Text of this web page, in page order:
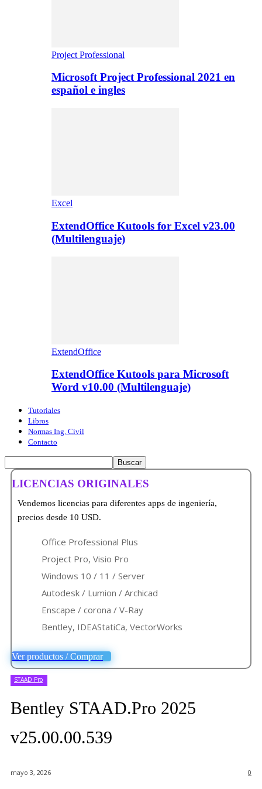
Project Professional
Microsoft Project Professional 2021 en
español e ingles
Excel
ExtendOffice Kutools for Excel v23.00
(Multilenguaje)
ExtendOffice
ExtendOffice Kutools para Microsoft
Word v10.00 (Multilenguaje)
Tutoriales
Libros
Normas Ing. Civil
Contacto
LICENCIAS ORIGINALES
Vendemos licencias para diferentes apps de ingeniería,
precios desde 10 USD.
Office Professional Plus
Project Pro, Visio Pro
Windows 10 / 11 / Server
Autodesk / Lumion / Archicad
Enscape / corona / V-Ray
Bentley, IDEAStatiCa, VectorWorks
Ver productos / Comprar
STAAD Pro
Bentley STAAD.Pro 2025
v25.00.00.539
mayo 3, 2026 0